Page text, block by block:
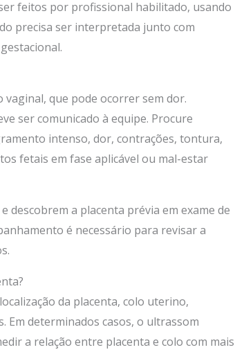
feitos por profissional habilitado, usando
precisa ser interpretada junto com
que pode ocorrer sem dor.
ser comunicado à equipe. Procure
intenso, dor, contrações, tontura,
fetais em fase aplicável ou mal-estar
descobrem a placenta prévia em exame de
é necessário para revisar a
da placenta, colo uterino,
determinados casos, o ultrassom
a relação entre placenta e colo com mais